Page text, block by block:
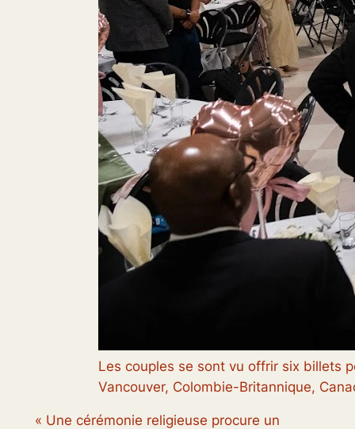
Les couples se sont vu offrir six billets
Vancouver, Colombie-Britannique,
« Une cérémonie religieuse procure un